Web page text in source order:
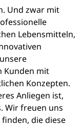
Und zwar mit
Lebensmitteln,
Kunden mit
Konzepten.
Anliegen ist,
Wir freuen uns
die diese